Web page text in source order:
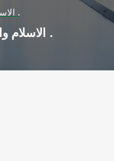
الاسلام واوضاعنا السياسية .
الاسلام واوضاعنا السياسية .